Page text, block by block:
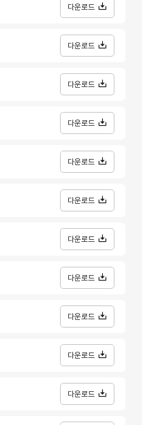
다운로드
다운로드
다운로드
다운로드
다운로드
다운로드
다운로드
다운로드
다운로드
다운로드
다운로드